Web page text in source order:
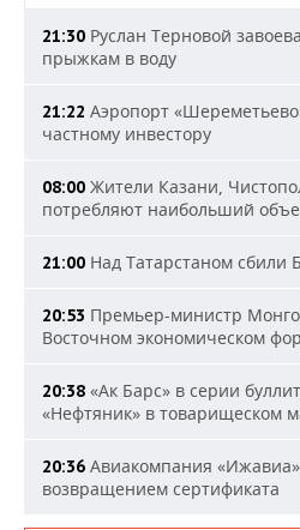
21:30 Руслан Терновой
прыжкам в воду
21:22 Аэропорт
частному инвестору
08:00 Жители Казани,
потребляют наибольший
21:00 Над Татарстаном сбили
20:53 Премьер-министр
Восточном экономическом
20:38 «Ак Барс» в серии
«Нефтяник» в товарищеском
20:36 Авиакомпания
возвращением сертификата